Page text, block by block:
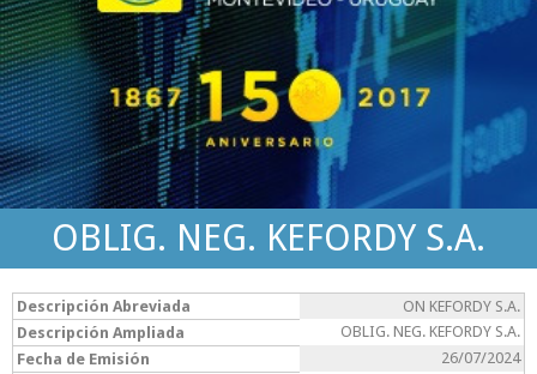
OBLIG. NEG. KEFORDY S.A.
Descripción Abreviada
ON KEFORDY S.A.
Descripción Ampliada
OBLIG. NEG. KEFORDY S.A.
Fecha de Emisión
26/07/2024